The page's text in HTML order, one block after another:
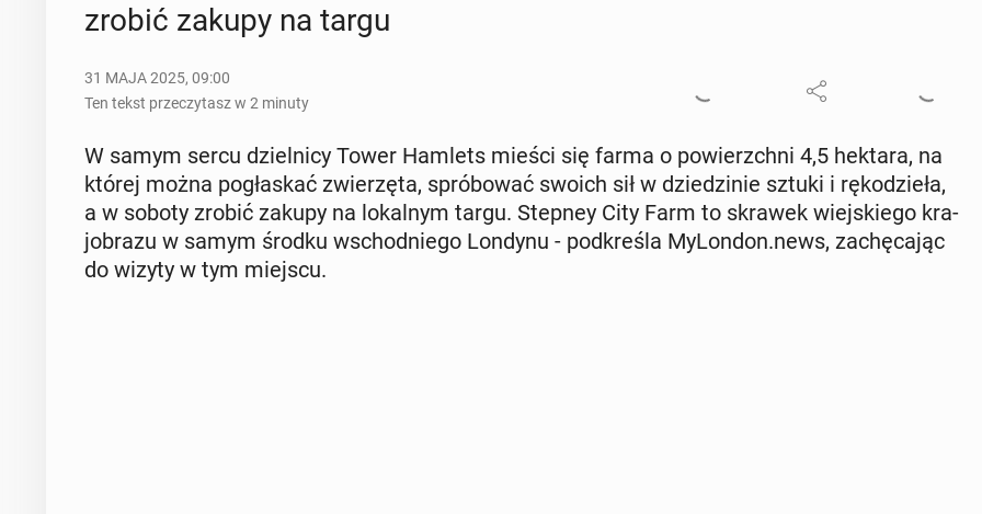
zrobić zakupy na targu
31 MAJA 2025, 09:00
Ten tekst przeczytasz w 2 minuty
W samym sercu dziel­ni­cy Tower Hamlets mieści się farma o po­wierzch­ni 4,5 hektara, na
której można po­gła­skać zwie­rzę­ta, spró­bo­wać swoich sił w dzie­dzi­nie sztuki i rę­ko­dzie­ła,
a w soboty zrobić zakupy na lo­kal­nym targu. Stepney City Farm to skrawek wiej­skie­go kra­
jo­bra­zu w samym środku wschod­nie­go Londynu - pod­kre­śla My­Lon­don.news, za­chę­ca­jąc
do wizyty w tym miejscu.